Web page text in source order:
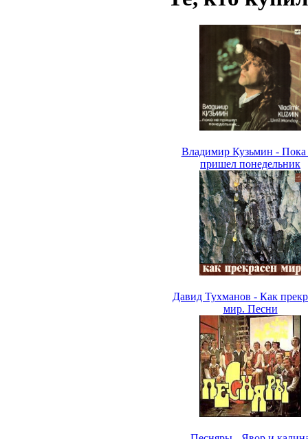
Владимир Кузьмин - Пока
пришел понедельник
Давид Тухманов - Как
мир. Песни